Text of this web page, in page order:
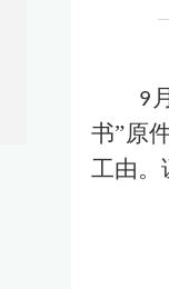
9
书”原
工由。